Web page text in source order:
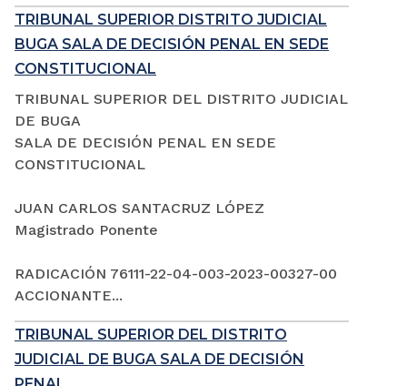
TRIBUNAL SUPERIOR DISTRITO JUDICIAL
BUGA SALA DE DECISIÓN PENAL EN SEDE
CONSTITUCIONAL
TRIBUNAL SUPERIOR DEL DISTRITO JUDICIAL
DE BUGA
SALA DE DECISIÓN PENAL EN SEDE
CONSTITUCIONAL
JUAN CARLOS SANTACRUZ LÓPEZ
Magistrado Ponente
RADICACIÓN 76111-22-04-003-2023-00327-00
ACCIONANTE...
TRIBUNAL SUPERIOR DEL DISTRITO
JUDICIAL DE BUGA SALA DE DECISIÓN